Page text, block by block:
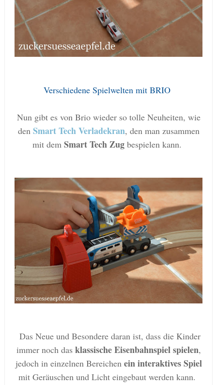
Verschiedene Spielwelten mit BRIO
Nun gibt es von Brio wieder so tolle Neuheiten, wie
den Smart Tech Verladekran, den man zusammen
mit dem Smart Tech Zug bespielen kann.
Das Neue und Besondere daran ist, dass die Kinder
immer noch das klassische Eisenbahnspiel spielen,
jedoch in einzelnen Bereichen ein interaktives Spiel
mit Geräuschen und Licht eingebaut werden kann.